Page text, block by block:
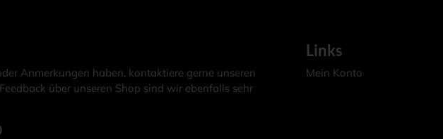
können
Anmerkungen haben, kontaktiere gerne unseren
über unseren Shop sind wir ebenfalls sehr
Links
Mein Konto